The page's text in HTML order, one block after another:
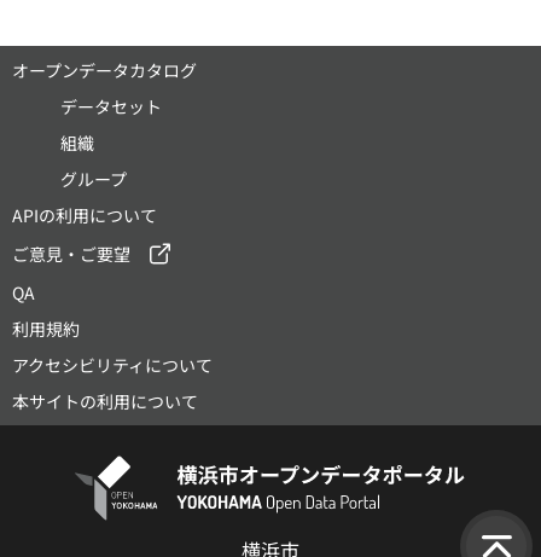
オープンデータカタログ
データセット
組織
グループ
APIの利用について
ご意見・ご要望
QA
利用規約
アクセシビリティについて
本サイトの利用について
横浜市